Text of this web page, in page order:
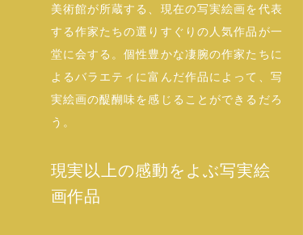
美術館が所蔵する、現在の写実絵画を代表
する作家たちの選りすぐりの人気作品が一
堂に会する。個性豊かな凄腕の作家たちに
よるバラエティに富んだ作品によって、写
実絵画の醍醐味を感じることができるだろ
う。
現実以上の感動をよぶ写実絵
画作品